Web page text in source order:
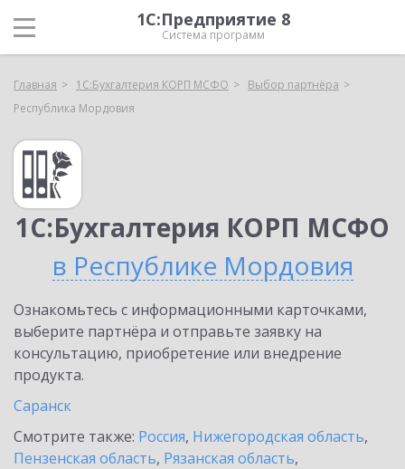
1С:Предприятие 8
Система программ
Главная 1С:Бухгалтерия КОРП МСФО
Выбор партнёра
Республика Мордовия
1С:Бухгалтерия КОРП МСФО
в Республике Мордовия
Ознакомьтесь с информационными карточками,
выберите партнёра и отправьте заявку на
консультацию, приобретение или внедрение
продукта.
Саранск
Смотрите также: Россия, Нижегородская область,
Пензенская область, Рязанская область,